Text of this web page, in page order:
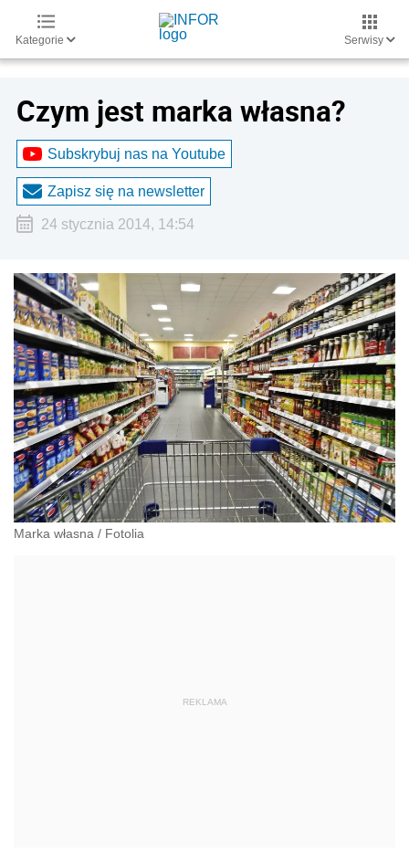
Kategorie Serwisy
Czym jest marka własna?
Subskrybuj nas na Youtube
Zapisz się na newsletter
24 stycznia 2014, 14:54
Marka własna / Fotolia